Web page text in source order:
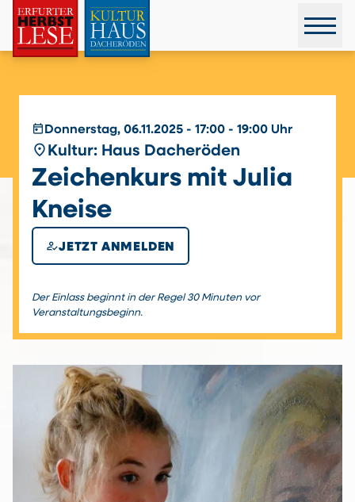
today Donnerstag, 06.11.2025 - 17:00 - 19:00 Uhr
place Kultur: Haus Dacheröden
Zeichenkurs mit Julia
Kneise
how_to_regJETZT ANMELDEN
Der Einlass beginnt in der Regel 30 Minuten vor
Veranstaltungsbeginn.